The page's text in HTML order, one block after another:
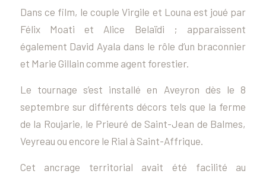
Dans ce film, le couple Virgile et Louna est joué par
Félix Moati et Alice Belaïdi ; apparaissent
également David Ayala dans le rôle d’un braconnier
et Marie Gillain comme agent forestier.
Le tournage s’est installé en Aveyron dès le 8
septembre sur différents décors tels que la ferme
de la Roujarie, le Prieuré de Saint-Jean de Balmes,
Veyreau ou encore le Rial à Saint-Affrique.
Cet ancrage territorial avait été facilité au